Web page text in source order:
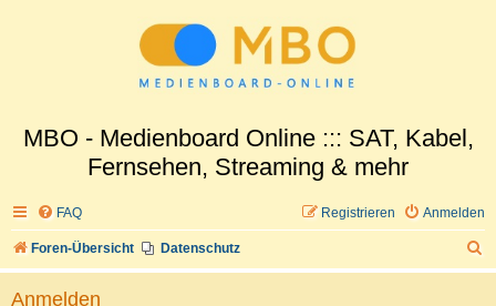
MBO - Medienboard Online ::: SAT, Kabel,
Fernsehen, Streaming & mehr
FAQ Anmelden
Registrieren
Foren-Übersicht Datenschutz
u
Anmelden